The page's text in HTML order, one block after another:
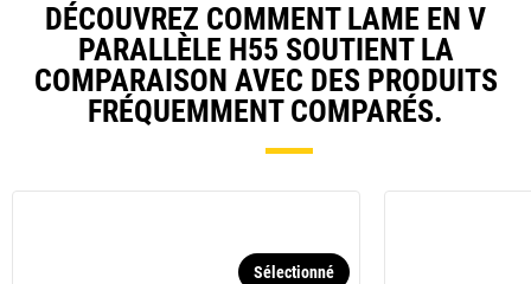
DÉCOUVREZ COMMENT LAME EN V
PARALLÈLE H55 SOUTIENT LA
COMPARAISON AVEC DES PRODUITS
FRÉQUEMMENT COMPARÉS.
Sélectionné